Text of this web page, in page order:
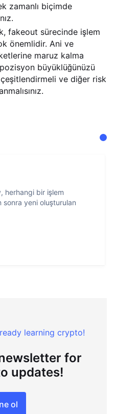
zamanlı biçimde
fakeout sürecinde işlem
önemlidir. Ani ve
maruz kalma
büyüklüğünüzü
çeşitlendirmeli ve diğer risk
herhangi bir işlem
sonra yeni oluşturulan
learning crypto!
for
updates!
ol